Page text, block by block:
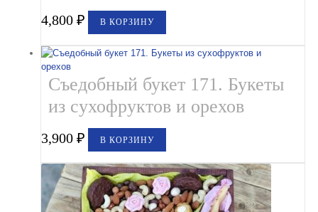
4,800₽ В КОРЗИНУ
Съедобный букет 171. Букеты
из сухофруктов и орехов
3,900₽ В КОРЗИНУ